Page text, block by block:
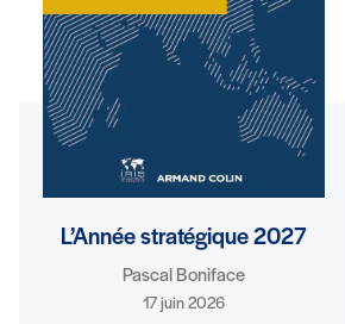
L’Année stratégique 2027
Pascal Boniface
17 juin 2026